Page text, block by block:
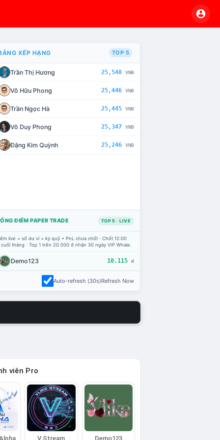
CHẾ TÀI XỬ LÝ VI PHẠM
XẾP HẠNG TOP 5
Trần Thị Hương 25,548 VNĐ
Võ Hữu Phong 25,446 VNĐ
Trần Ngọc Hà 25,445 VNĐ
Võ Duy Phong 25,347 VNĐ
Đặng Kim Quỳnh 25,246 VNĐ
ĐIỂM PAPER TRADE TOP 5 · LIVE
live = số dư ví + ký quỹ + PnL chưa chốt · Chốt 12:00
tháng · Top 1 trên 20.000 đ nhận 30 ngày VIP Whale.
Demo123 10.115 đ
Auto-refresh (30s)Refresh Now
viên Pro
V Stream Demo123